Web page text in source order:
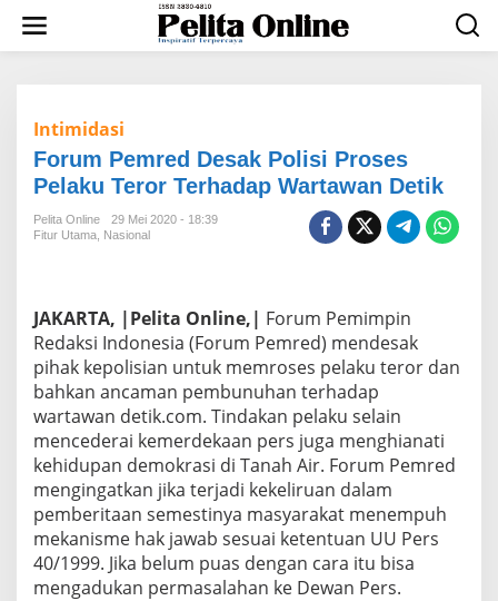
w
Intimidasi
Forum Pemred Desak Polisi Proses
Pelaku Teror Terhadap Wartawan Detik
Pelita Online
29 Mei 2020 - 18:39
Fitur Utama Nasional
JAKARTA, |Pelita Online,| Forum Pemimpin
Redaksi Indonesia (Forum Pemred) mendesak
pihak kepolisian untuk memroses pelaku teror dan
bahkan ancaman pembunuhan terhadap
wartawan detik.com. Tindakan pelaku selain
mencederai kemerdekaan pers juga menghianati
kehidupan demokrasi di Tanah Air. Forum Pemred
mengingatkan jika terjadi kekeliruan dalam
pemberitaan semestinya masyarakat menempuh
mekanisme hak jawab sesuai ketentuan UU Pers
40/1999. Jika belum puas dengan cara itu bisa
mengadukan permasalahan ke Dewan Pers.